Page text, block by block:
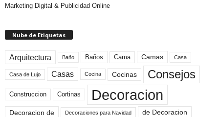
Marketing Digital & Publicidad Online
Nube de Etiquetas
Arquitectura Baño Baños Cama Camas Casa
Casa de Lujo Casas Cocina Cocinas Consejos
Construccion Cortinas Decoracion
Decoracion de Decoraciones para Navidad de Decoracion